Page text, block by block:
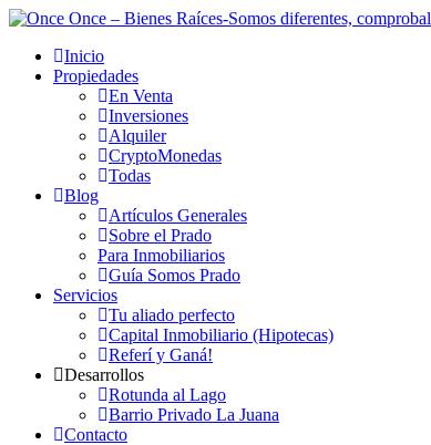
Inicio
Propiedades
En Venta
Inversiones
Alquiler
CryptoMonedas
Todas
Blog
Artículos Generales
Sobre el Prado
Para Inmobiliarios
Guía Somos Prado
Servicios
Tu aliado perfecto
Capital Inmobiliario (Hipotecas)
Referí y Ganá!
Desarrollos
Rotunda al Lago
Barrio Privado La Juana
Contacto